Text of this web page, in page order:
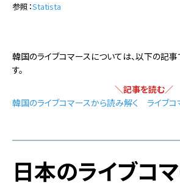
参照：Statista
韓国のライブコマースについては、以下の記
す。
＼記事を読む／
韓国のライブコマースから読み解く ライブ
日本のライブコ